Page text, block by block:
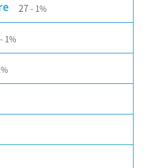
27 1%
1%